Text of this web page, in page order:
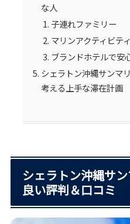
な人
子連れファミリー
マリンアクティビテ
ブランドホテルで安
シェラトン沖縄サンマ
考える上手な滞在計画
シェラトン沖縄サ
良い評判＆口コミ